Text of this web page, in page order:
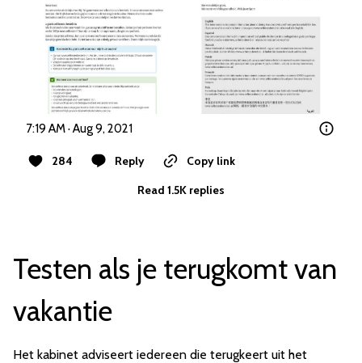
7:19 AM · Aug 9, 2021
284 Reply
Copy link
Read 1.5K replies
Testen als je terugkomt van
vakantie
Het kabinet adviseert iedereen die terugkeert uit het